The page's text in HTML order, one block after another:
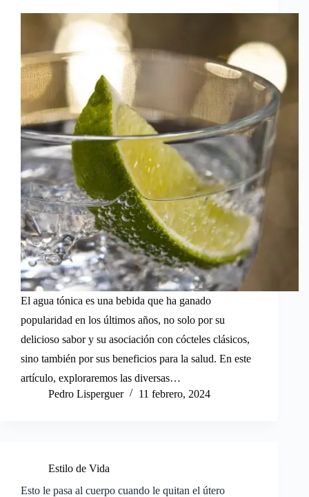
El agua tónica es una bebida que ha ganado
popularidad en los últimos años, no solo por su
delicioso sabor y su asociación con cócteles clásicos,
sino también por sus beneficios para la salud. En este
artículo, exploraremos las diversas…
Pedro Lisperguer
11 febrero, 2024
Estilo de Vida
Esto le pasa al cuerpo cuando le quitan el útero